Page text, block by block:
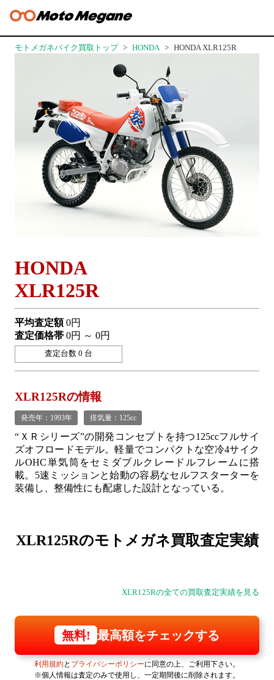
モトメガネバイク買取トップ HONDA HONDA XLR125R
HONDA
XLR125R
平均査定額0円
査定価格帯 0円 ～ 0円
査定台数 0 台
XLR125Rの情報
発売年：1993年 排気量：125cc
“ＸＲシリーズ”の開発コンセプトを持つ125ccフルサイ
ズオフロードモデル。軽量でコンパクトな空冷4サイク
ルOHC単気筒をセミダブルクレードルフレームに搭
載。5速ミッションと始動の容易なセルフスターターを
装備し、整備性にも配慮した設計となっている。
XLR125Rのモトメガネ買取査定実績
XLR125Rの全ての買取査定実績を見る
無料! 最高額をチェックする
利用規約と プライバシーポリシーに同意の上、ご利用下さい。
※個人情報は査定のみで使用し、一定期間後に削除されます。